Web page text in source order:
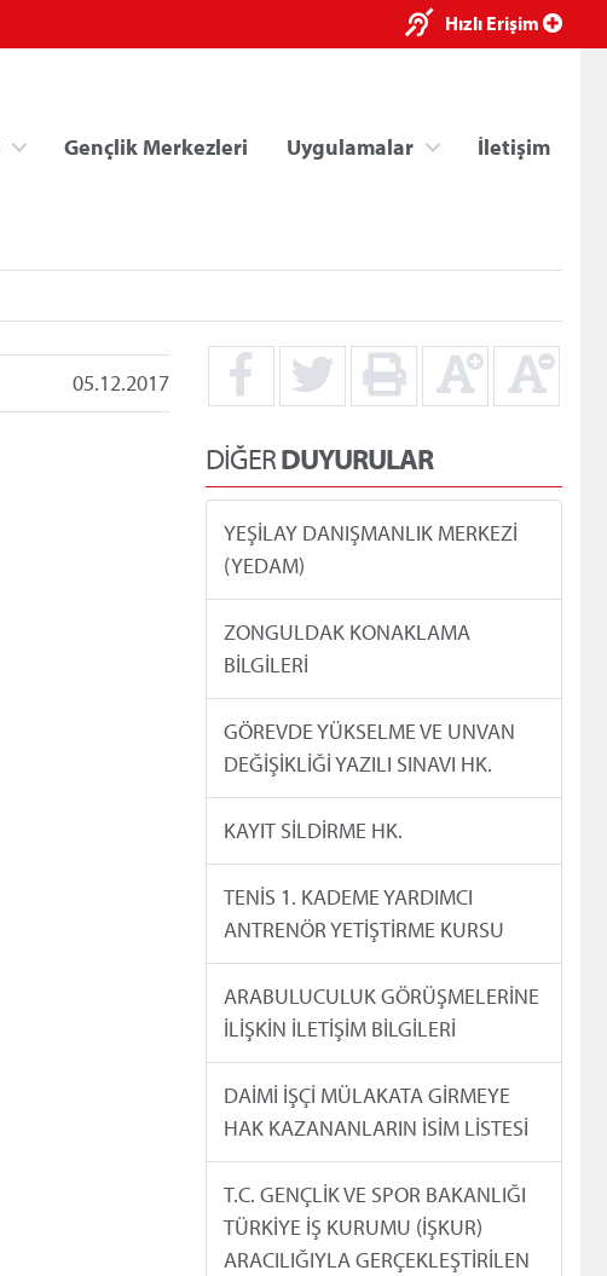
Hızlı Erişim
Gençlik Merkezleri Uygulamalar İletişim
05.12.2017
DİĞERDUYURULAR
YEŞİLAY DANIŞMANLIK MERKEZİ
(YEDAM)
ZONGULDAK KONAKLAMA
BİLGİLERİ
GÖREVDE YÜKSELME VE UNVAN
DEĞİŞİKLİĞİ YAZILI SINAVI HK.
KAYIT SİLDİRME HK.
TENİS 1. KADEME YARDIMCI
ANTRENÖR YETİŞTİRME KURSU
ARABULUCULUK GÖRÜŞMELERİNE
İLİŞKİN İLETİŞİM BİLGİLERİ
DAİMİ İŞÇİ MÜLAKATA GİRMEYE
HAK KAZANANLARIN İSİM LİSTESİ
T.C. GENÇLİK VE SPOR BAKANLIĞI
TÜRKİYE İŞ KURUMU (İŞKUR)
ARACILIĞIYLA GERÇEKLEŞTİRİLEN
×